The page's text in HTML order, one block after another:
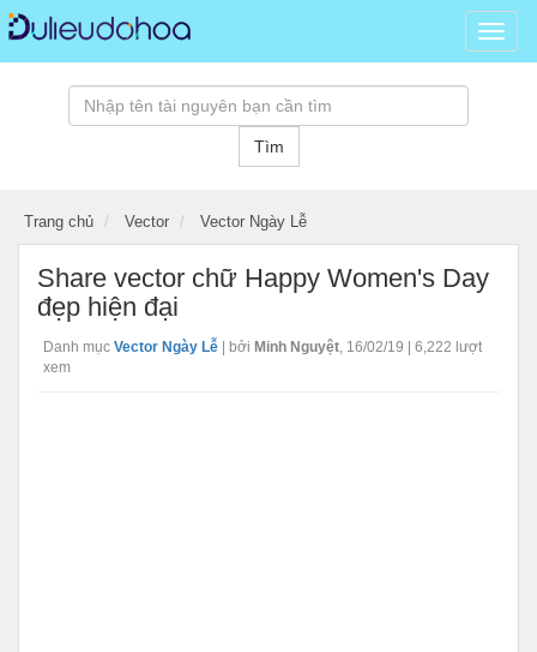
Dữ
liệu
Tìm
Trang chủ Vector Vector Ngày Lễ
Share vector chữ Happy Women's Day
đẹp hiện đại
Danh mục Vector Ngày Lễ bởi Minh Nguyệt, 16/02/19
| 6,222 lượt
xem